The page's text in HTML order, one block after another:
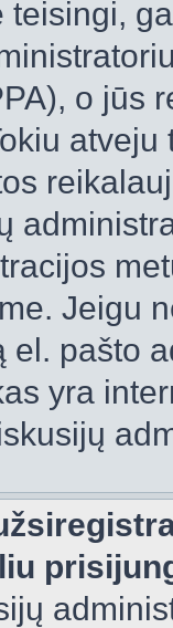
teisingi,
o jūs
Jeigu
el. pašto
yra